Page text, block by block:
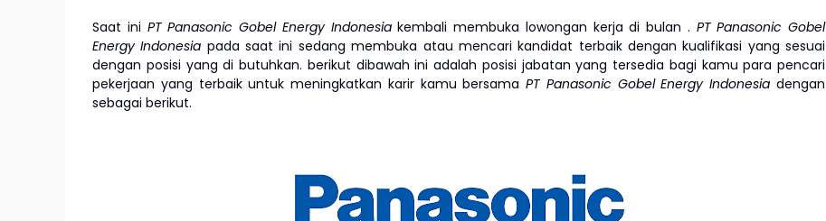
Saat ini PT Panasonic Gobel Energy Indonesiakembali membuka lowongan kerja di bulan . PT Panasonic Gobel
Energy Indonesia pada saat ini sedang membuka atau mencari kandidat terbaik dengan kualifikasi yang sesuai
dengan posisi yang di butuhkan. berikut dibawah ini adalah posisi jabatan yang tersedia bagi kamu para pencari
pekerjaan yang terbaik untuk meningkatkan karir kamu bersamaPT Panasonic Gobel Energy Indonesiadengan
sebagai berikut.